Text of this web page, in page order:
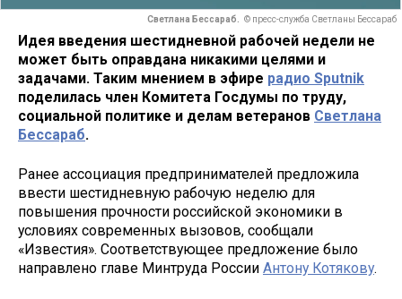
Светлана Бессараб. © пресс-служба Светланы Бессараб
Идея введения шестидневной рабочей недели не
может быть оправдана никакими целями и
задачами. Таким мнением в эфире радио Sputnik
поделилась член Комитета Госдумы по труду,
социальной политике и делам ветеранов Светлана
Бессараб.
Ранее ассоциация предпринимателей предложила
ввести шестидневную рабочую неделю для
повышения прочности российской экономики в
условиях современных вызовов, сообщали
«Известия». Соответствующее предложение было
направлено главе Минтруда России Антону Котякову.